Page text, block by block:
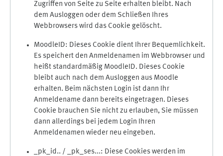
Zugriffen von Seite zu Seite erhalten bleibt. Nach
dem Ausloggen oder dem Schließen Ihres
Webbrowsers wird das Cookie gelöscht.
MoodleID: Dieses Cookie dient Ihrer Bequemlichkeit.
Es speichert den Anmeldenamen im Webbrowser und
heißt standardmäßig MoodleID. Dieses Cookie
bleibt auch nach dem Ausloggen aus Moodle
erhalten. Beim nächsten Login ist dann Ihr
Anmeldename dann bereits eingetragen. Dieses
Cookie brauchen Sie nicht zu erlauben, Sie müssen
dann allerdings bei jedem Login Ihren
Anmeldenamen wieder neu eingeben.
_pk_id.. / _pk_ses...: Diese Cookies werden im